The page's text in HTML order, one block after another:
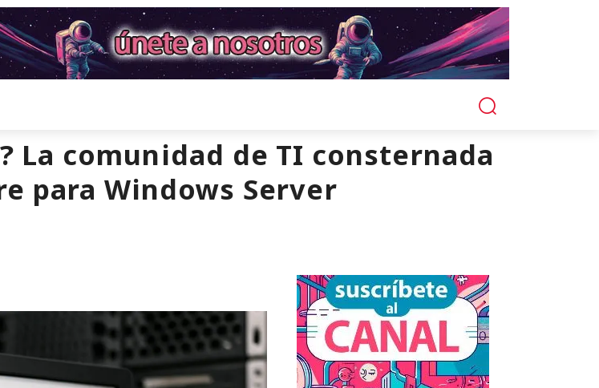
La comunidad de TI consternada
para Windows Server